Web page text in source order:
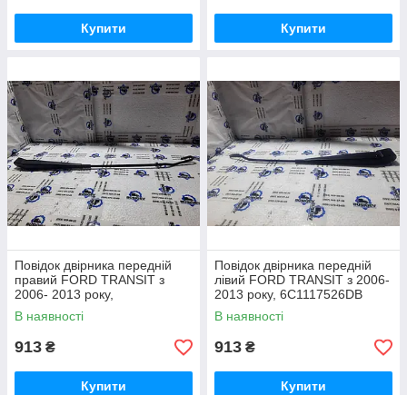
Купити Купити
Повідок двірника передній
правий FORD TRANSIT з
2006- 2013 року,
6C1117526BB
В наявності
913 ₴
Купити
Повідок двірника передній
лівий FORD TRANSIT з 2006-
2013 року, 6C1117526DB
В наявності
913 ₴
Купити